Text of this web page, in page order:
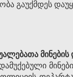
გაუქმდეს
მინების